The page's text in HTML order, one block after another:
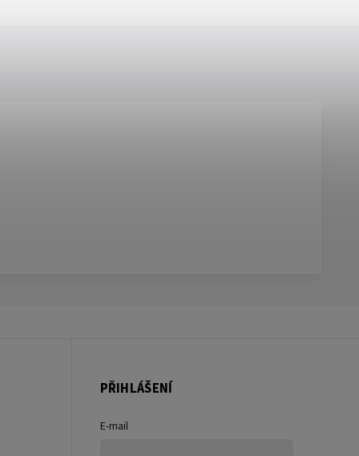
PŘIHLÁŠENÍ
E-mail